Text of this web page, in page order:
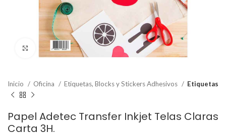
Clic para ampliar
Inicio Oficina Etiquetas, Blocks y Stickers Adhesivos Etiquetas
Papel Adetec Transfer Inkjet Telas Claras
Carta 3H.